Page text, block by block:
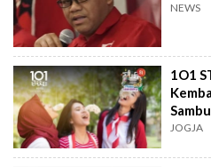
NEWS
1O1
dan
JOGJA